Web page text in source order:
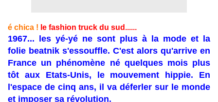
é chica ! le fashion truck du sud......
1967... les yé-yé ne sont plus à la mode et la
folie beatnik s'essouffle. C'est alors qu'arrive en
France un phénomène né quelques mois plus
tôt aux Etats-Unis, le mouvement hippie. En
l'espace de cinq ans, il va déferler sur le monde
et imposer sa révolution.